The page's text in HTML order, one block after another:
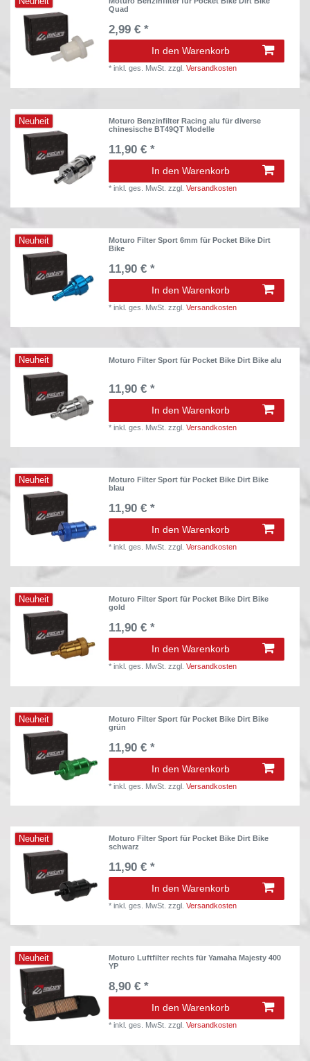
Quad
2,99 € *
In den Warenkorb
*inkl. ges. MwSt. zzgl.Versandkosten
Neuheit
Moturo Benzinfilter Racing alu für diverse
chinesische BT49QT Modelle
11,90 € *
In den Warenkorb
*inkl. ges. MwSt. zzgl.Versandkosten
Neuheit
Moturo Filter Sport 6mm für Pocket Bike Dirt
Bike
11,90 € *
In den Warenkorb
*inkl. ges. MwSt. zzgl.Versandkosten
Neuheit Moturo Filter Sport für Pocket Bike Dirt Bike alu
11,90 € *
In den Warenkorb
*inkl. ges. MwSt. zzgl.Versandkosten
Neuheit
Moturo Filter Sport für Pocket Bike Dirt Bike
blau
11,90 € *
In den Warenkorb
*inkl. ges. MwSt. zzgl.Versandkosten
Neuheit
Moturo Filter Sport für Pocket Bike Dirt Bike
gold
11,90 € *
In den Warenkorb
*inkl. ges. MwSt. zzgl.Versandkosten
Neuheit
Moturo Filter Sport für Pocket Bike Dirt Bike
grün
11,90 € *
In den Warenkorb
*inkl. ges. MwSt. zzgl.Versandkosten
Neuheit
Moturo Filter Sport für Pocket Bike Dirt Bike
schwarz
11,90 € *
In den Warenkorb
*inkl. ges. MwSt. zzgl.Versandkosten
Neuheit
Moturo Luftfilter rechts für Yamaha Majesty 400
YP
8,90 € *
In den Warenkorb
*inkl. ges. MwSt. zzgl.Versandkosten